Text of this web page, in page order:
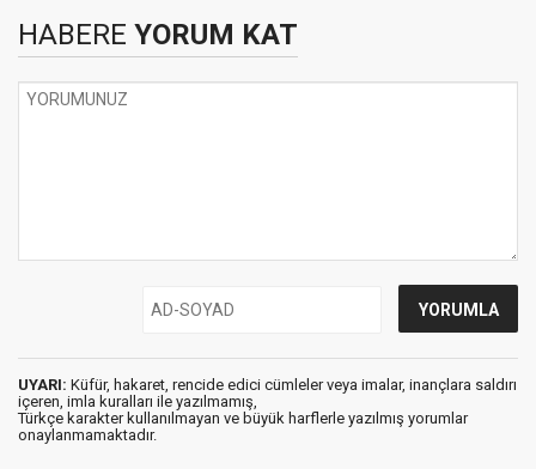
HABERE YORUM KAT
UYARI: Küfür, hakaret, rencide edici cümleler veya imalar, inançlara saldırı
içeren, imla kuralları ile yazılmamış,
Türkçe karakter kullanılmayan ve büyük harflerle yazılmış yorumlar
onaylanmamaktadır.